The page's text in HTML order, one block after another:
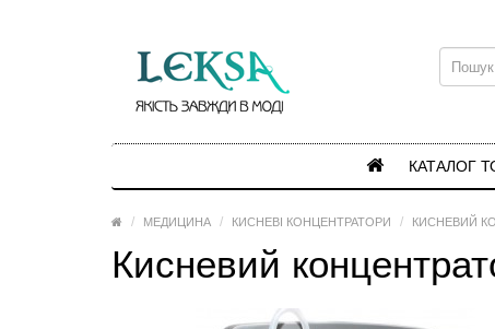
КАТАЛОГ
МЕДИЦИНА КИСНЕВІ КОНЦЕНТРАТОРИ КИСНЕВИЙ
Кисневий